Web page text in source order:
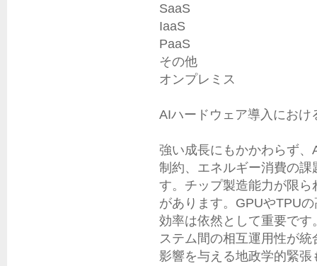
SaaS
IaaS
PaaS
その他
オンプレミス
AIハードウェア導入におけ
強い成長にもかかわらず
制約、エネルギー消費の
す。チップ製造能力が限
があります。GPUやTPU
効率は依然として重要で
ステム間の相互運用性が
影響を与える地政学的緊